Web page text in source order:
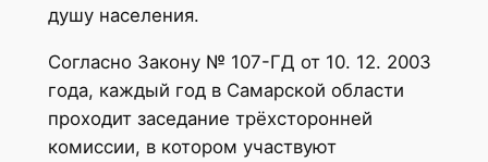
душу населения.
Согласно Закону № 107-ГД от 10. 12. 2003
года, каждый год в Самарской области
проходит заседание трёхсторонней
комиссии, в котором участвуют